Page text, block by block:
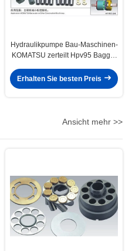
Hydraulikpumpe Bau-Maschinen-
KOMATSU zerteilt Hpv95 Bagger
Erhalten Sie besten Preis
Ansicht mehr >>